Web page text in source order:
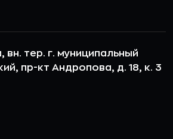
вн. тер. г. муниципальный
пр-кт Андропова, д. 18, к. 3